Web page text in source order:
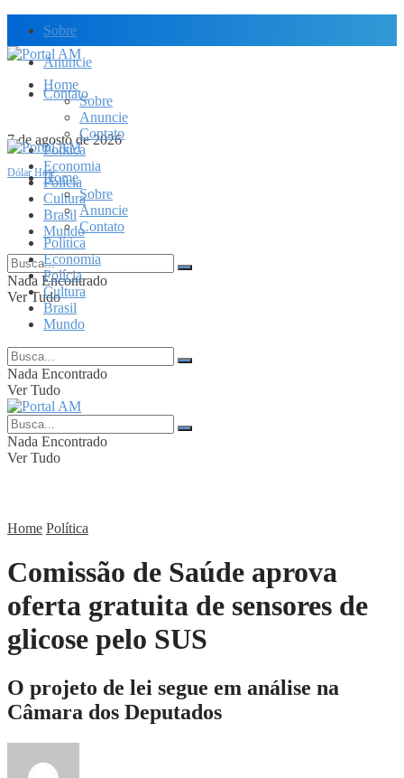
Sobre
Anuncie
Contato
7 de agosto de 2026
Dólar Hoje
Home
Sobre
Anuncie
Contato
Política
Economia
Polícia
Cultura
Brasil
Mundo
Nada Encontrado
Ver Tudo
Home
Sobre
Anuncie
Contato
Política
Economia
Polícia
Cultura
Brasil
Mundo
Nada Encontrado
Ver Tudo
Nada Encontrado
Ver Tudo
Home Política
Comissão de Saúde aprova
oferta gratuita de sensores de
glicose pelo SUS
O projeto de lei segue em análise na
Câmara dos Deputados